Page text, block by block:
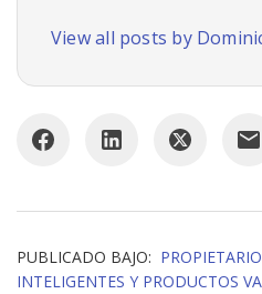
View all posts by
PUBLICADO BAJO:
INTELIGENTES Y PRODUCTOS